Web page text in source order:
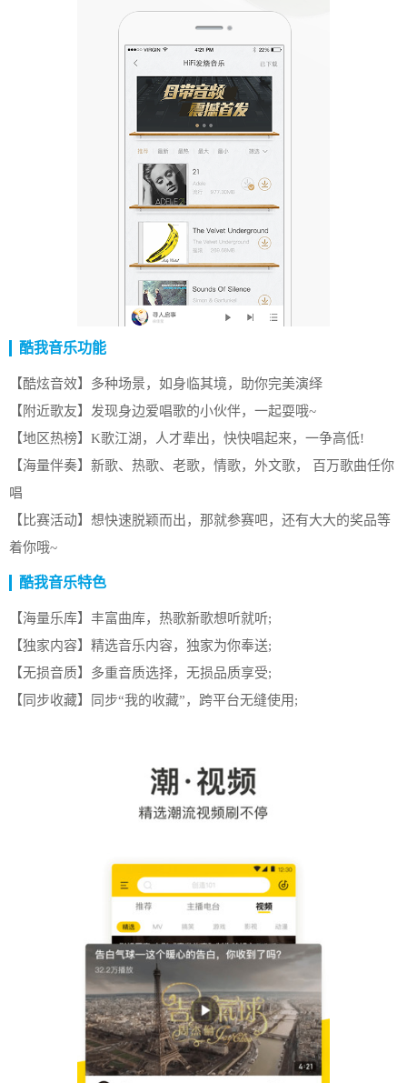
酷我音乐功能
【酷炫音效】多种场景，如身临其境，助你完美演绎
【附近歌友】发现身边爱唱歌的小伙伴，一起耍哦~
【地区热榜】K歌江湖，人才辈出，快快唱起来，一争高低!
【海量伴奏】新歌、热歌、老歌，情歌，外文歌， 百万歌曲任你
唱
【比赛活动】想快速脱颖而出，那就参赛吧，还有大大的奖品等
着你哦~
酷我音乐特色
【海量乐库】丰富曲库，热歌新歌想听就听;
【独家内容】精选音乐内容，独家为你奉送;
【无损音质】多重音质选择，无损品质享受;
【同步收藏】同步“我的收藏”，跨平台无缝使用;